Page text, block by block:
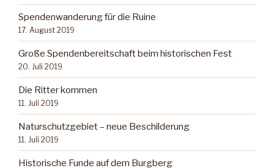
Spendenwanderung für die Ruine
17. August 2019
Große Spendenbereitschaft beim historischen Fest
20. Juli 2019
Die Ritter kommen
11. Juli 2019
Naturschutzgebiet – neue Beschilderung
11. Juli 2019
Historische Funde auf dem Burgberg